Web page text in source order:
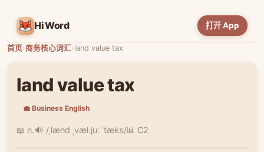
HiWord 打开 App
首页›商务核心词汇›land value tax
land value tax
💼 Business English
📖 n.🔊 /ˌlænd ˌvæl.juː ˈtæks/📊 C2